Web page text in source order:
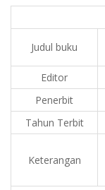
Judul buku
Editor
Penerbit
Tahun Terbit
Keterangan